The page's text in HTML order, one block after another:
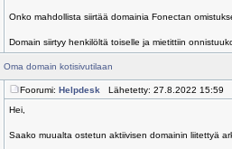
Onko mahdollista siirtää domainia Fonectan
Domain siirtyy henkilöltä toiselle ja mietittiin
Oma domain kotisivutilaan
Foorumi: Helpdesk Lähetetty: 27.8.2022 15:59
Hei,
Saako muualta ostetun aktiivisen domainin liitettyä